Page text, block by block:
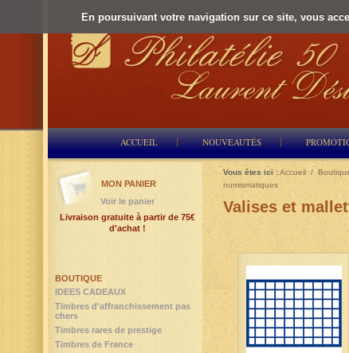
En poursuivant votre navigation sur ce site, vous
ACCUEIL NOUVEAUTÉS
Vous êtes ici :Accueil /
numismatiques
Valises et
BOUTIQUE
IDEES CADEAUX
Timbres d'affranchissement pas
chers
Timbres rares de prestige
Timbres de France
MON PANIER
Voir le panier
Livraison gratuite à partir de 75€
d'achat !